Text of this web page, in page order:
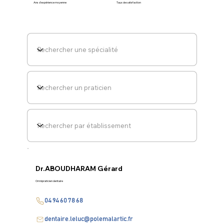
Ans d'expérience moyenne Taux de satisfaction
Dr.ABOUDHARAM Gérard
Omnipraticien dentaire
04 94 60 78 68
dentaire.leluc@polemalartic.fr